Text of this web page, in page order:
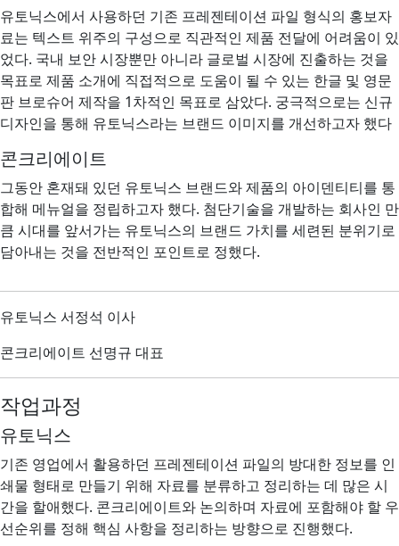
유토닉스에서 사용하던 기존 프레젠테이션 파일 형식의 홍보자
료는 텍스트 위주의 구성으로 직관적인 제품 전달에 어려움이 있
었다. 국내 보안 시장뿐만 아니라 글로벌 시장에 진출하는 것을
목표로 제품 소개에 직접적으로 도움이 될 수 있는 한글 및 영문
판 브로슈어 제작을 1차적인 목표로 삼았다. 궁극적으로는 신규
디자인을 통해 유토닉스라는 브랜드 이미지를 개선하고자 했다
콘크리에이트
그동안 혼재돼 있던 유토닉스 브랜드와 제품의 아이덴티티를 통
합해 메뉴얼을 정립하고자 했다. 첨단기술을 개발하는 회사인 만
큼 시대를 앞서가는 유토닉스의 브랜드 가치를 세련된 분위기로
담아내는 것을 전반적인 포인트로 정했다.
유토닉스 서정석 이사
콘크리에이트 선명규 대표
작업과정
유토닉스
기존 영업에서 활용하던 프레젠테이션 파일의 방대한 정보를 인
쇄물 형태로 만들기 위해 자료를 분류하고 정리하는 데 많은 시
간을 할애했다. 콘크리에이트와 논의하며 자료에 포함해야 할 우
선순위를 정해 핵심 사항을 정리하는 방향으로 진행했다.